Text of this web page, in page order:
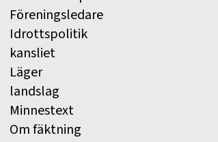
Föreningsledare
Idrottspolitik
kansliet
Läger
landslag
Minnestext
Om fäktning